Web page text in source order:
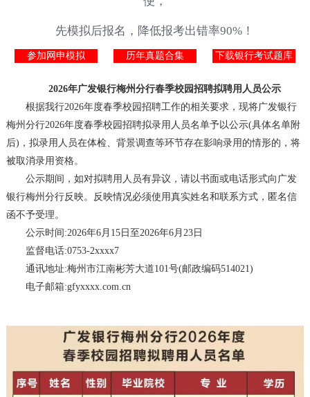
先模拟后报名，降低报考出错率90%！
参加网申模拟 历年真题合集 下载银行考试题库
2026年广发银行梅州分行春季校园招聘拟聘用人员公示
根据我行2026年度春季校园招聘工作的相关要求，现将广发银行
梅州分行2026年度春季校园招聘拟录用人员名单予以公示(具体名单附
后)，拟录用人员在体检、背景调查等环节存在影响录用的情形的，将
被取消录用资格。
公示期间，如对拟聘用人员有异议，请以书面或电话形式向广发
银行梅州分行反映。反映情况必须使用真实姓名和联系方式，匿名信
函不予受理。
公示时间:2026年6月15日至2026年6月23日
监督电话:0753-2xxxx7
通讯地址:梅州市江南彬芳大道101号(邮政编码514021)
电子邮箱:gfyxxxx.com.cn